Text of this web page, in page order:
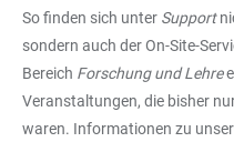
So finden sich unter Support
sondern auch der On-Site-
Bereich Forschung und Lehre
Veranstaltungen, die bisher
waren. Informationen zu